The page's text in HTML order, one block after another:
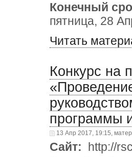
Конечный
пятница, 28
Читать
Конкурс на
программы
13 Апр 2017, 19:15,
Сайт: http://